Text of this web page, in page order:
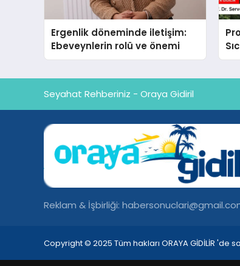
Ergenlik döneminde iletişim:
Ebeveynlerin rolü ve önemi
Seyahat Rehberiniz - Oraya Gidiril
Reklam & İşbirliği:
Copyright © 2025 Tüm hakları ORAYA GİDİLİR 'de